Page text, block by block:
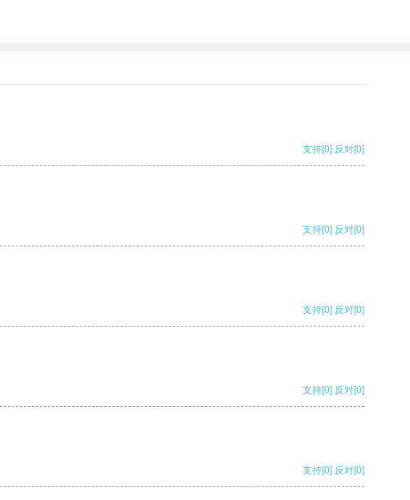
支持[0] 反对[0]
支持[0] 反对[0]
支持[0] 反对[0]
支持[0] 反对[0]
支持[0] 反对[0]